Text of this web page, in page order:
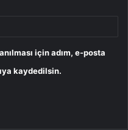
için adım, e-posta
kaydedilsin.